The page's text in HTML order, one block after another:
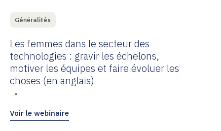
Généralités
Les femmes dans le secteur des
technologies : gravir les échelons,
motiver les équipes et faire évoluer les
choses (en anglais)
•
Voir le webinaire